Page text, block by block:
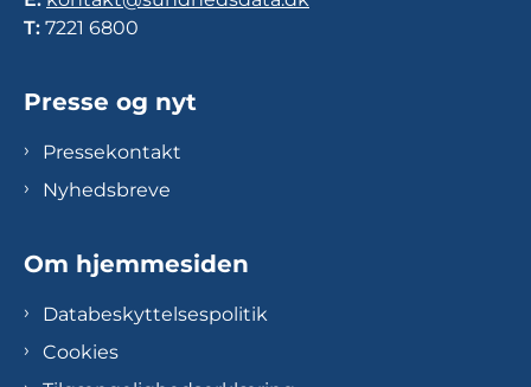
T: 7221 6800
Presse og nyt
Pressekontakt
Nyhedsbreve
Om hjemmesiden
Databeskyttelsespolitik
Cookies